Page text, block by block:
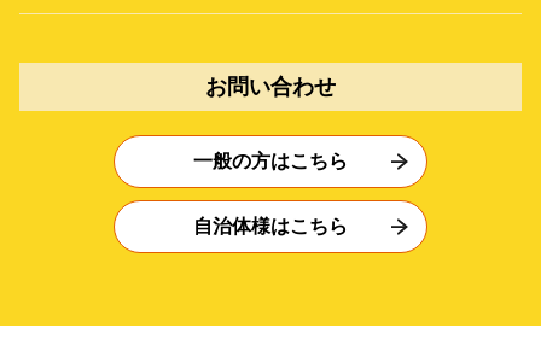
お問い合わせ
一般の方はこちら
自治体様はこちら